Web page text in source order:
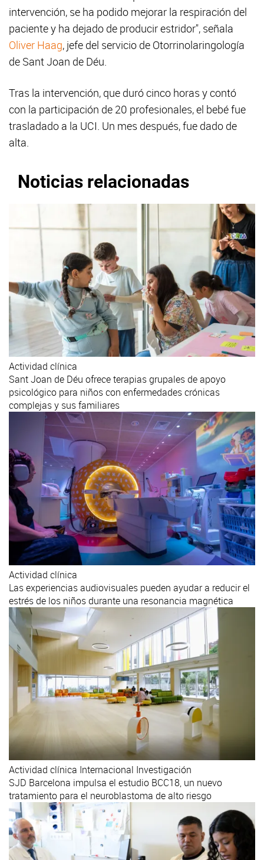
intervención, se ha podido mejorar la respiración del
paciente y ha dejado de producir estridor", señala
Oliver Haag, jefe del servicio de Otorrinolaringología
de Sant Joan de Déu.
Tras la intervención, que duró cinco horas y contó
con la participación de 20 profesionales, el bebé fue
trasladado a la UCI. Un mes después, fue dado de
alta.
Noticias relacionadas
Actividad clínica
Sant Joan de Déu ofrece terapias grupales de apoyo
psicológico para niños con enfermedades crónicas
complejas y sus familiares
Actividad clínica
Las experiencias audiovisuales pueden ayudar a reducir el
estrés de los niños durante una resonancia magnética
Actividad clínica Internacional Investigación
SJD Barcelona impulsa el estudio BCC18, un nuevo
tratamiento para el neuroblastoma de alto riesgo